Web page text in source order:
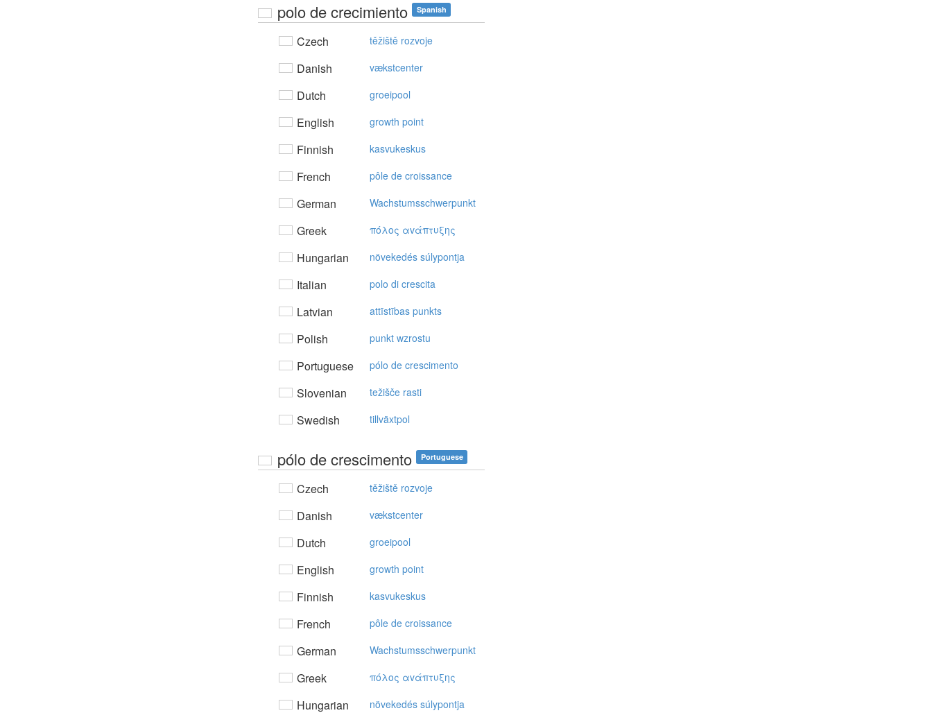
polo de crecimiento Spanish
Czech těžiště rozvoje
Danish vækstcenter
Dutch groeipool
English growth point
Finnish kasvukeskus
French pôle de croissance
German Wachstumsschwerpunkt
Greek πόλoς αvάπτυξης
Hungarian növekedés súlypontja
Italian polo di crescita
Latvian attīstības punkts
Polish punkt wzrostu
Portuguese pólo de crescimento
Slovenian težišče rasti
Swedish tillväxtpol
pólo de crescimento Portuguese
Czech těžiště rozvoje
Danish vækstcenter
Dutch groeipool
English growth point
Finnish kasvukeskus
French pôle de croissance
German Wachstumsschwerpunkt
Greek πόλoς αvάπτυξης
Hungarian növekedés súlypontja